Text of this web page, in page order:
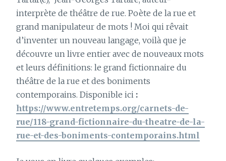
interprète de théâtre de rue. Poète de la rue et
grand manipulateur de mots ! Moi qui rêvait
d’inventer un nouveau langage, voilà que je
découvre un livre entier avec de nouveaux mots
et leurs définitions: le grand fictionnaire du
théâtre de la rue et des boniments
contemporains. Disponible ici :
https://www.entretemps.org/carnets-de-
rue/118-grand-fictionnaire-du-theatre-de-la-
rue-et-des-boniments-contemporains.html